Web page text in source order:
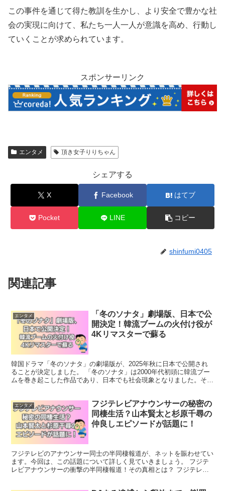
この事件を通じて得た教訓を生かし、より安全で豊かな社
会の実現に向けて、私たち一人一人が意識を高め、行動し
ていくことが求められています。
スポンサーリンク
エンタメ 頂き女子りりちゃん
シェアする
X Facebook はてブ
Pocket LINE コピー
shinfumi0405
関連記事
エンタメ
「冬のソナタ」劇場版、日本で公
開決定！韓流ブームの火付け役が
4Kリマスターで蘇る
韓国ドラマ「冬のソナタ」の劇場版が、2025年秋に日本で公開され
ることが決定しました。 「冬のソナタ」は2000年代初頭に韓流ブー
ムを巻き起こした作品であり、日本でも社会現象となりました。そん
エンタメ
フジテレビアナウンサーの秘密の
同棲生活？山本賢太と杉原千尋の
仲良しエピソードが話題に！
フジテレビのアナウンサー同士の半同棲報道が、ネットを賑わせてい
ます。今回は、この話題について詳しく見ていきましょう。 フジテ
レビアナウンサーの衝撃の半同棲報道！その真相とは？ フジテレビ